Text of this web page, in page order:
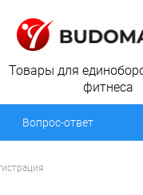
Товары для
фитнеса
Вопрос-ответ